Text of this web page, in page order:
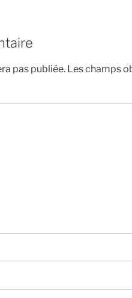
pas publiée. Les champs